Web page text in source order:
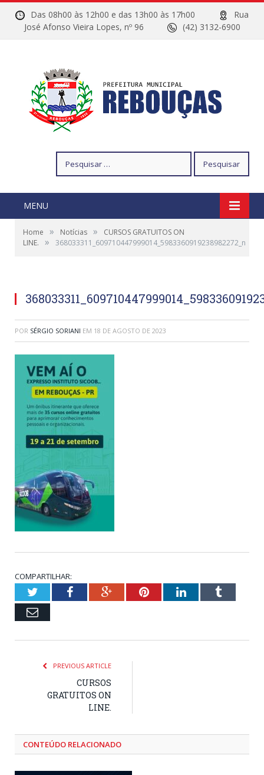
Das 08h00 às 12h00 e das 13h00 às 17h00
Rua
José Afonso Vieira Lopes, nº 96
(42) 3132-6900
por:
MENU
Home » Notícias »
CURSOS GRATUITOS ON
LINE.
» 368033311_609710447999014_5983360919238982272_n
POR SÉRGIO SORIANI EM 18 DE AGOSTO DE 2023
COMPARTILHAR:
TwitterFacebookGoogle+PinterestLinkedInTumblr
Email
PREVIOUS ARTICLE
CURSOS
GRATUITOS ON
LINE.
CONTEÚDO RELACIONADO